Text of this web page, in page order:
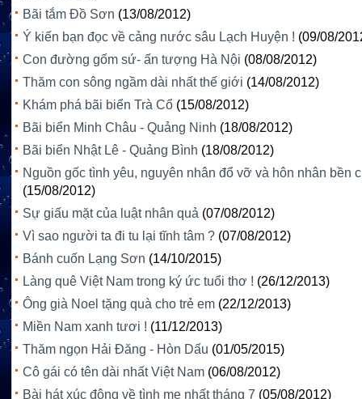
Bãi tắm Đồ Sơn (13/08/2012)
Ý kiến bạn đọc về cảng nước sâu Lạch Huyện ! (09/08/
Con đường gốm sứ- ấn tượng Hà Nội (08/08/2012)
Thăm con sông ngầm dài nhất thế giới (14/08/2012)
Khám phá bãi biển Trà Cổ (15/08/2012)
Bãi biển Minh Châu - Quảng Ninh (18/08/2012)
Bãi biển Nhật Lê - Quảng Bình (18/08/2012)
Nguồn gốc tình yêu, nguyên nhân đổ vỡ và hôn nhân bền
(15/08/2012)
Sự giấu mặt của luật nhân quả (07/08/2012)
Vì sao người ta đi tu lại tĩnh tâm ? (07/08/2012)
Bánh cuốn Lạng Sơn (14/10/2015)
Làng quê Việt Nam trong ký ức tuổi thơ ! (26/12/2013)
Ông già Noel tặng quà cho trẻ em (22/12/2013)
Miền Nam xanh tươi ! (11/12/2013)
Thăm ngọn Hải Đăng - Hòn Dấu (01/05/2015)
Cô gái có tên dài nhất Việt Nam (06/08/2012)
Bài hát xúc động về tình mẹ nhất tháng 7 (05/08/2012)